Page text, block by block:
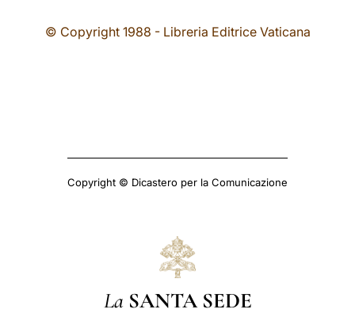
© Copyright 1988 - Libreria Editrice Vaticana
Copyright © Dicastero per la Comunicazione
La SANTA SEDE